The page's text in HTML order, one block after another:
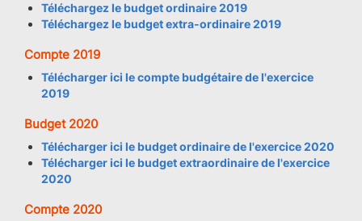
Téléchargez le budget ordinaire 2019
Téléchargez le budget extra-ordinaire 2019
Compte 2019
Télécharger ici le compte budgétaire de l'exercice
2019
Budget 2020
Télécharger ici le budget ordinaire de l'exercice 2020
Télécharger ici le budget extraordinaire de l'exercice
2020
Compte 2020